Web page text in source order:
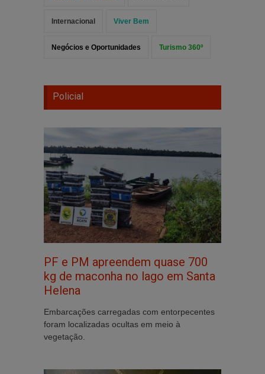
Internacional Viver Bem
Negócios e Oportunidades Turismo 360º
Policial
PF e PM apreendem quase 700
kg de maconha no lago em Santa
Helena
Embarcações carregadas com entorpecentes
foram localizadas ocultas em meio à
vegetação.